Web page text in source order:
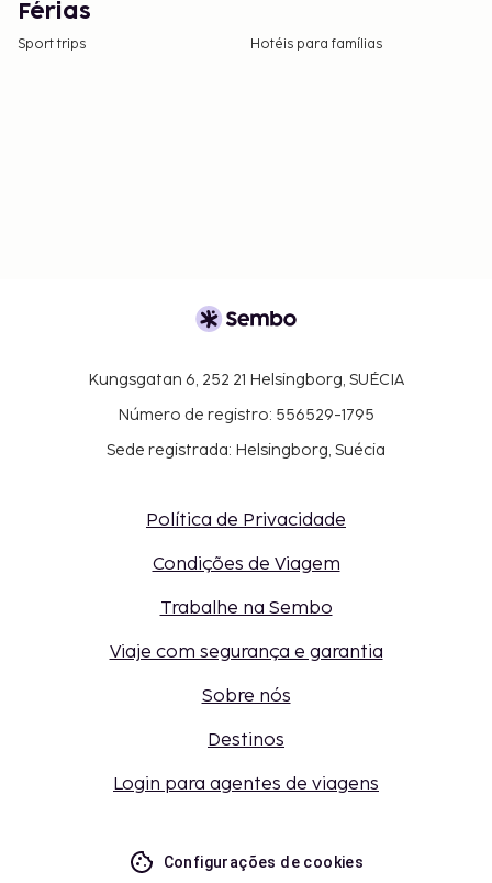
Férias
Sport trips Hotéis para famílias
Kungsgatan 6, 252 21 Helsingborg, SUÉCIA
Número de registro: 556529-1795
Sede registrada: Helsingborg, Suécia
Política de Privacidade
Condições de Viagem
Trabalhe na Sembo
Viaje com segurança e garantia
Sobre nós
Destinos
Login para agentes de viagens
Configurações de cookies